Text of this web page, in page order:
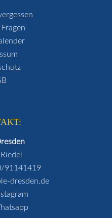
91141419
dresden.de